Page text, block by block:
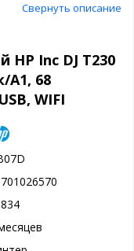
Свернуть описание
Inc DJ T230
A1, 68
WIFI